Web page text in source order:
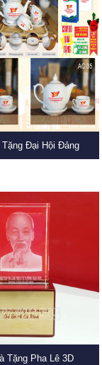
Tặng Đại Hội Đảng
Tặng Pha Lê 3D